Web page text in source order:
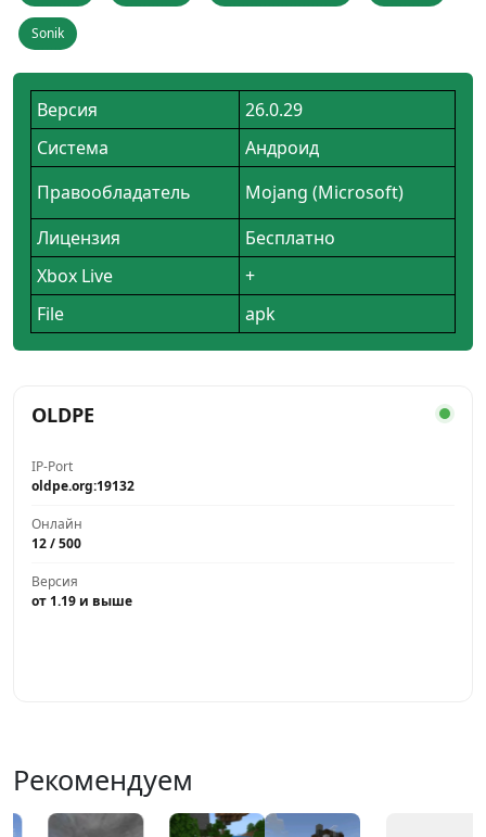
Sonik
Версия
26.0.29
Система
Андроид
Правообладатель
Mojang (Microsoft)
Лицензия
Бесплатно
Xbox Live
+
File
apk
OLDPE
IP-Port
oldpe.org:19132
Онлайн
12 / 500
Версия
от 1.19 и выше
Рекомендуем